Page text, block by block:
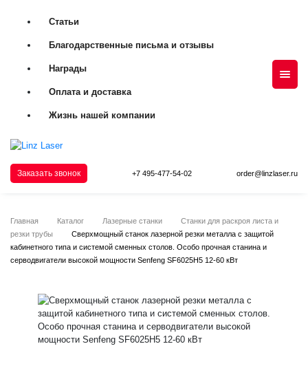
Статьи
Благодарственные письма и отзывы
Награды
Оплата и доставка
Жизнь нашей компании
Заказать звонок +7 495-477-54-02 order@linzlaser.ru
Главная Каталог Лазерные станки
Станки для раскроя листа и
резки трубы
Сверхмощный станок лазерной резки металла с защитой
кабинетного типа и системой сменных столов. Особо прочная станина и
серводвигатели высокой мощности Senfeng SF6025H5 12-60 кВт